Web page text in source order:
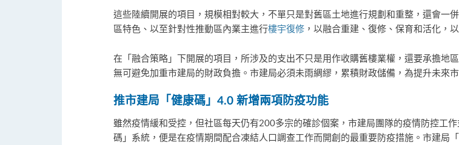
這些陸續開展的項目，規模相對較大，不單只是對舊區土地進行規劃和重整，還會一
區特色、以至針對性推動區內業主進行樓宇復修 ，以融合重建、復修、保育和活化，
在「融合策略」下開展的項目，所涉及的支出不只是用作收購舊樓業權，還要承擔地
無可避免加重市建局的財政負擔。市建局必須未雨綢繆，累積財政儲備，為提升未來
推市建局「健康碼」4.0 新增兩項防疫功能
雖然疫情緩和受控，但社區每天仍有200多宗的確診個案，市建局團隊的疫情防控工
碼」系統，便是在疫情期間配合凍結人口調查工作而開創的最重要防疫措施。市建局